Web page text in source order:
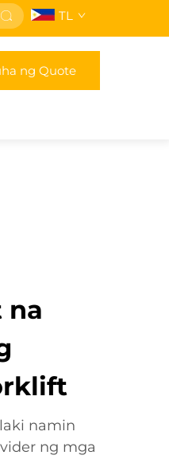
TL
ng Quote
na
namin
ng mga